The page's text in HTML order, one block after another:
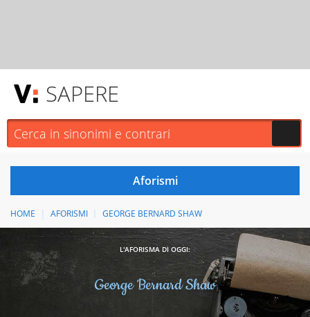
SAPERE
HOME AFORISMI GEORGE BERNARD SHAW
L'AFORISMA DI OGGI:
George Bernard Shaw